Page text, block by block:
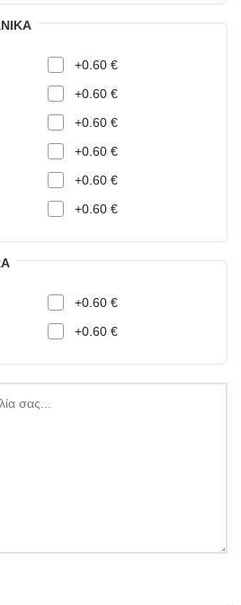
+0.60 €
+0.60 €
+0.60 €
+0.60 €
+0.60 €
+0.60 €
+0.60 €
+0.60 €